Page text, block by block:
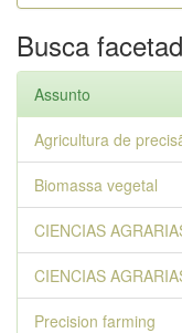
Busca
Assunto
Agricultura de
Biomassa vegetal
CIENCIAS
CIENCIAS
Precision farming